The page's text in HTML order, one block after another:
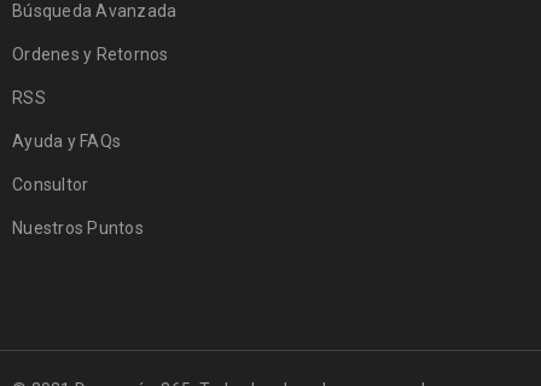
Búsqueda Avanzada
Ordenes y Retornos
RSS
Ayuda y FAQs
Consultor
Nuestros Puntos